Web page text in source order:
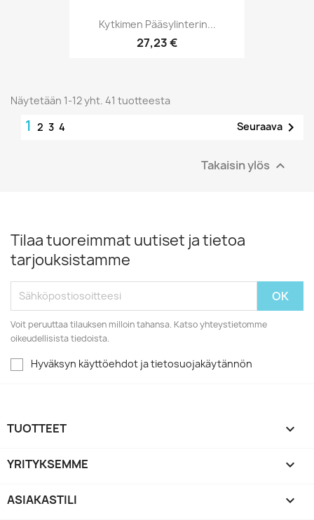
Kytkimen Pääsylinterin...
27,23 €
Näytetään 1-12 yht. 41 tuotteesta
1 2 3 4 Seuraava 
Takaisin ylös 
Tilaa tuoreimmat uutiset ja tietoa
tarjouksistamme
Voit peruuttaa tilauksen milloin tahansa. Katso yhteystietomme
oikeudellisista tiedoista.
Hyväksyn käyttöehdot ja tietosuojakäytännön
TUOTTEET 
YRITYKSEMME 
ASIAKASTILI 